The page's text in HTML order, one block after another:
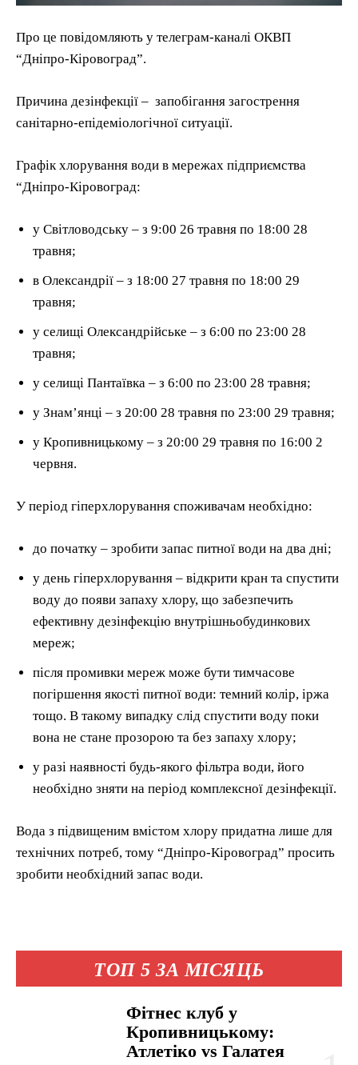
ТОП 5 ЗА МІСЯЦЬ
Фітнес клуб у
Кропивницькому:
Атлетіко vs Галатея
Про це повідомляють у телеграм-каналі ОКВП
“Дніпро-Кіровоград”.
Причина дезінфекції – запобігання загострення
санітарно-епідеміологічної ситуації.
Графік хлорування води в мережах підприємства
“Дніпро-Кіровоград:
у Світловодську – з 9:00 26 травня по 18:00 28
травня;
в Олександрії – з 18:00 27 травня по 18:00 29
травня;
у селищі Олександрійське – з 6:00 по 23:00 28
травня;
у селищі Пантаївка – з 6:00 по 23:00 28 травня;
у Знам’янці – з 20:00 28 травня по 23:00 29 травня;
у Кропивницькому – з 20:00 29 травня по 16:00 2
червня.
У період гіперхлорування споживачам необхідно:
до початку – зробити запас питної води на два дні;
у день гіперхлорування – відкрити кран та спустити
воду до появи запаху хлору, що забезпечить
ефективну дезінфекцію внутрішньобудинкових
мереж;
після промивки мереж може бути тимчасове
погіршення якості питної води: темний колір, іржа
тощо. В такому випадку слід спустити воду поки
вона не стане прозорою та без запаху хлору;
у разі наявності будь-якого фільтра води, його
необхідно зняти на період комплексної дезінфекції.
Вода з підвищеним вмістом хлору придатна лише для
технічних потреб, тому “Дніпро-Кіровоград” просить
зробити необхідний запас води.